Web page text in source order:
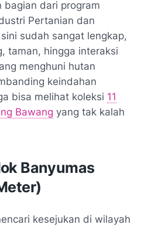
bagian dari program
Pertanian dan
sudah sangat lengkap,
taman, hingga interaksi
menghuni hutan
keindahan
bisa melihat koleksi 11
Bawang yang tak kalah
Banyumas
kesejukan di wilayah